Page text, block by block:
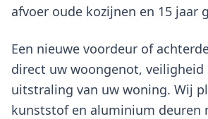
afvoer oude kozijnen en 15 jaar
Een nieuwe voordeur of
direct uw woongenot, veiligheid
uitstraling van uw woning. Wij
kunststof en aluminium deuren